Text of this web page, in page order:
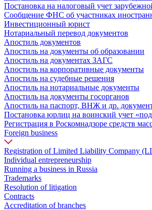
Постановка на налоговый учет
Сообщение ФНС об участниках
Инвестиционный юрист
Нотариальный перевод документов
Апостиль документов
Апостиль на документы об образовании
Апостиль на документах ЗАГС
Апостиль на корпоративные документы
Апостиль на судебные решения
Апостиль на нотариальные документы
Апостиль на документы госорганов
Апостиль на паспорт, ВНЖ и др.
Постановка юрлиц на воинский учет
Регистрация в Роскомнадзоре средств
Foreign business
Registration of Limited Liability Company
Individual entrepreneurship
Running a business in Russia
Trademarks
Resolution of litigation
Contracts
Accreditation of branches